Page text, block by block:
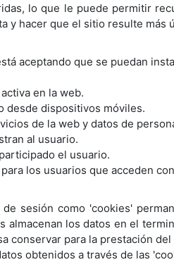
lo que le puede permitir
y hacer que el sitio resulte más
aceptando que se puedan
en la web.
desde dispositivos móviles.
de la web y datos de
al usuario.
el usuario.
los usuarios que acceden
sesión como 'cookies'
almacenan los datos en el
conservar para la prestación
obtenidos a través de las